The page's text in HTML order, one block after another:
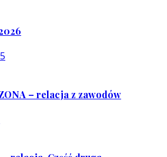
– relacja z zawodów